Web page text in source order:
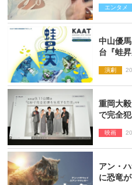
エンタメ
中山優
台『蛙
演劇
重岡大
で完全
映画
アン・
に恐竜